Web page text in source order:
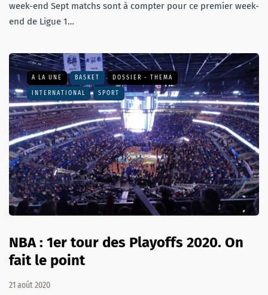
week-end Sept matchs sont à compter pour ce premier week-
end de Ligue 1…
A LA UNE BASKET DOSSIER - THEMA
INTERNATIONAL SPORT
NBA : 1er tour des Playoffs 2020. On
fait le point
21 août 2020